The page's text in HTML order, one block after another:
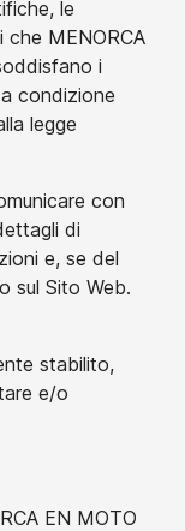
le
che MENORCA
i
condizione
legge
con
di
e, se del
sul Sito Web.
stabilito,
e/o
EN MOTO